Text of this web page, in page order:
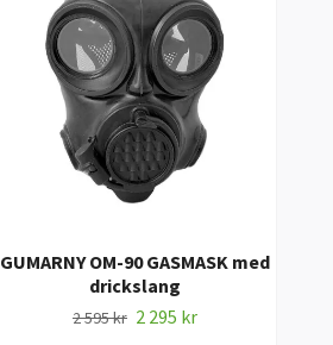
GUMARNY OM-90 GASMASK med
drickslang
2 595 kr 2 295 kr